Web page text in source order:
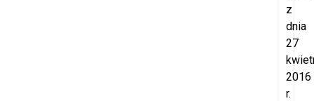
z
dnia
27
2016
r.